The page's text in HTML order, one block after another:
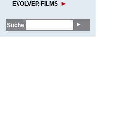
EVOLVER FILMS
Suche